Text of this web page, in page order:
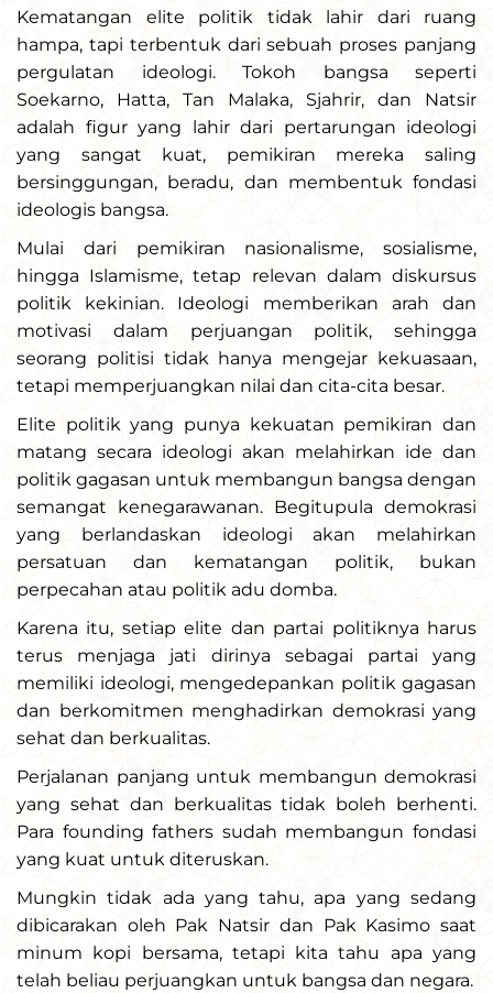
Kematangan elite politik tidak lahir dari ruang
hampa, tapi terbentuk dari sebuah proses panjang
pergulatan ideologi. Tokoh bangsa seperti
Soekarno, Hatta, Tan Malaka, Sjahrir, dan Natsir
adalah figur yang lahir dari pertarungan ideologi
yang sangat kuat, pemikiran mereka saling
bersinggungan, beradu, dan membentuk fondasi
ideologis bangsa.
Mulai dari pemikiran nasionalisme, sosialisme,
hingga Islamisme, tetap relevan dalam diskursus
politik kekinian. Ideologi memberikan arah dan
motivasi dalam perjuangan politik, sehingga
seorang politisi tidak hanya mengejar kekuasaan,
tetapi memperjuangkan nilai dan cita-cita besar.
Elite politik yang punya kekuatan pemikiran dan
matang secara ideologi akan melahirkan ide dan
politik gagasan untuk membangun bangsa dengan
semangat kenegarawanan. Begitupula demokrasi
yang berlandaskan ideologi akan melahirkan
persatuan dan kematangan politik, bukan
perpecahan atau politik adu domba.
Karena itu, setiap elite dan partai politiknya harus
terus menjaga jati dirinya sebagai partai yang
memiliki ideologi, mengedepankan politik gagasan
dan berkomitmen menghadirkan demokrasi yang
sehat dan berkualitas.
Perjalanan panjang untuk membangun demokrasi
yang sehat dan berkualitas tidak boleh berhenti.
Para founding fathers sudah membangun fondasi
yang kuat untuk diteruskan.
Mungkin tidak ada yang tahu, apa yang sedang
dibicarakan oleh Pak Natsir dan Pak Kasimo saat
minum kopi bersama, tetapi kita tahu apa yang
telah beliau perjuangkan untuk bangsa dan negara.